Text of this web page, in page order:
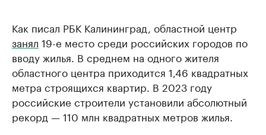
Как писал РБК Калининград, областной центр
занял 19-е место среди российских городов по
вводу жилья. В среднем на одного жителя
областного центра приходится 1,46 квадратных
метра строящихся квартир. В 2023 году
российские строители установили абсолютный
рекорд — 110 млн квадратных метров жилья.